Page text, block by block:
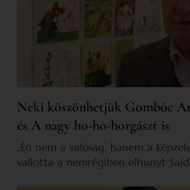
Neki köszönhetjük Gombóc
és A nagy ho-ho-horgászt is
„Én nem a valóság, hanem a
vallotta a nemrégiben elhunyt